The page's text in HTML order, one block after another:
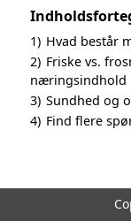
1) Hvad består
2) Friske vs.
næringsindhold
3) Sundhed og
4) Find flere